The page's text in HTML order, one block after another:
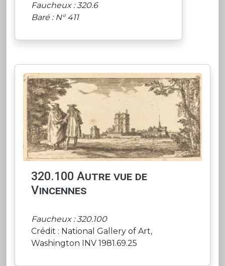
Faucheux : 320.6
Baré : N° 411
320.100 Autre vue de
Vincennes
Faucheux : 320.100
Crédit : National Gallery of Art,
Washington INV 1981.69.25